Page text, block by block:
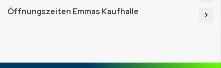
Öffnungszeiten Emmas Kaufhalle